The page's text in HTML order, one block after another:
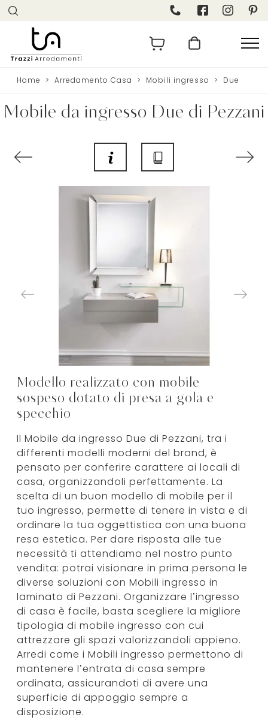
Home > Arredamento Casa > Mobili ingresso > Due
Mobile da ingresso Due di Pezzani
Modello realizzato con mobile
sospeso dotato di presa a gola e
specchio
Il Mobile da ingresso Due di Pezzani, tra i
differenti modelli moderni del brand, è
pensato per conferire carattere ai locali di
casa, organizzandoli perfettamente. La
scelta di un buon modello di mobile per il
tuo ingresso, permette di tenere in vista e di
ordinare la tua oggettistica con una buona
resa estetica. Per dare risposta alle tue
necessità ti attendiamo nel nostro punto
vendita: potrai visionare in prima persona le
diverse soluzioni con Mobili ingresso in
laminato di Pezzani. Organizzare l’ingresso
di casa è facile, basta scegliere la migliore
tipologia di mobile ingresso con cui
attrezzare gli spazi valorizzandoli appieno.
Arredi come i Mobili ingresso permettono di
mantenere l’entrata di casa sempre
ordinata, assicurandoti di avere una
superficie di appoggio sempre a
disposizione.